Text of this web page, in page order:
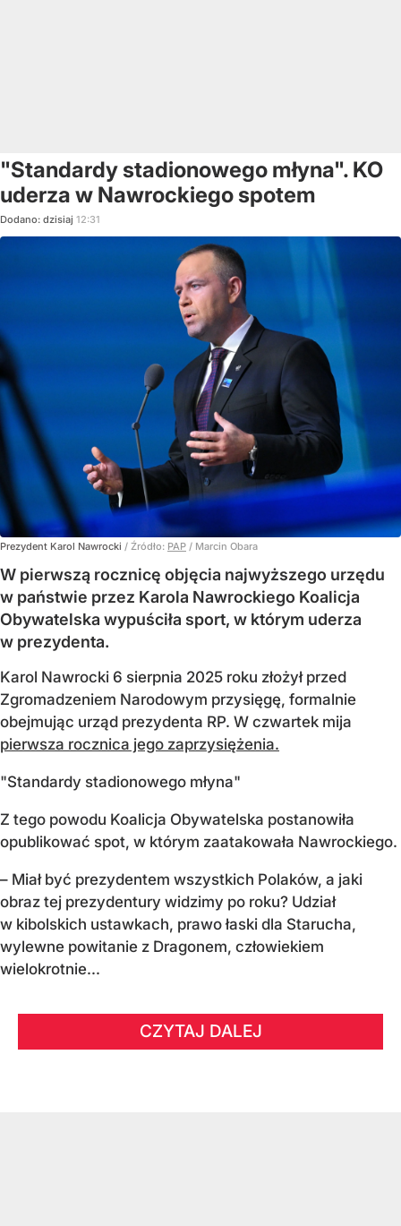
"Standardy stadionowego młyna". KO
uderza w Nawrockiego spotem
Dodano: dzisiaj 12:31
Prezydent Karol Nawrocki / Źródło: PAP / Marcin Obara
W pierwszą rocznicę objęcia najwyższego urzędu
w państwie przez Karola Nawrockiego Koalicja
Obywatelska wypuściła sport, w którym uderza
w prezydenta.
Karol Nawrocki 6 sierpnia 2025 roku złożył przed
Zgromadzeniem Narodowym przysięgę, formalnie
obejmując urząd prezydenta RP. W czwartek mija
pierwsza rocznica jego zaprzysiężenia.
"Standardy stadionowego młyna"
Z tego powodu Koalicja Obywatelska postanowiła
opublikować spot, w którym zaatakowała Nawrockiego.
– Miał być prezydentem wszystkich Polaków, a jaki
obraz tej prezydentury widzimy po roku? Udział
w kibolskich ustawkach, prawo łaski dla Starucha,
wylewne powitanie z Dragonem, człowiekiem
wielokrotnie...
CZYTAJ DALEJ